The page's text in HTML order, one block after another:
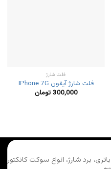
فلت شارژ
فلت شارژ آیفون IPhone 7G
300,000 تومان
برد شارژ، انواع سوکت کانکتور